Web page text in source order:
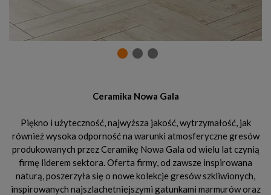
Ceramika Nowa Gala
Piękno i użyteczność, najwyższa jakość, wytrzymałość, jak
również wysoka odporność na warunki atmosferyczne gresów
produkowanych przez Ceramikę Nowa Gala od wielu lat czynią
firmę liderem sektora. Oferta firmy, od zawsze inspirowana
naturą, poszerzyła się o nowe kolekcje gresów szkliwionych,
inspirowanych najszlachetniejszymi gatunkami marmurów oraz